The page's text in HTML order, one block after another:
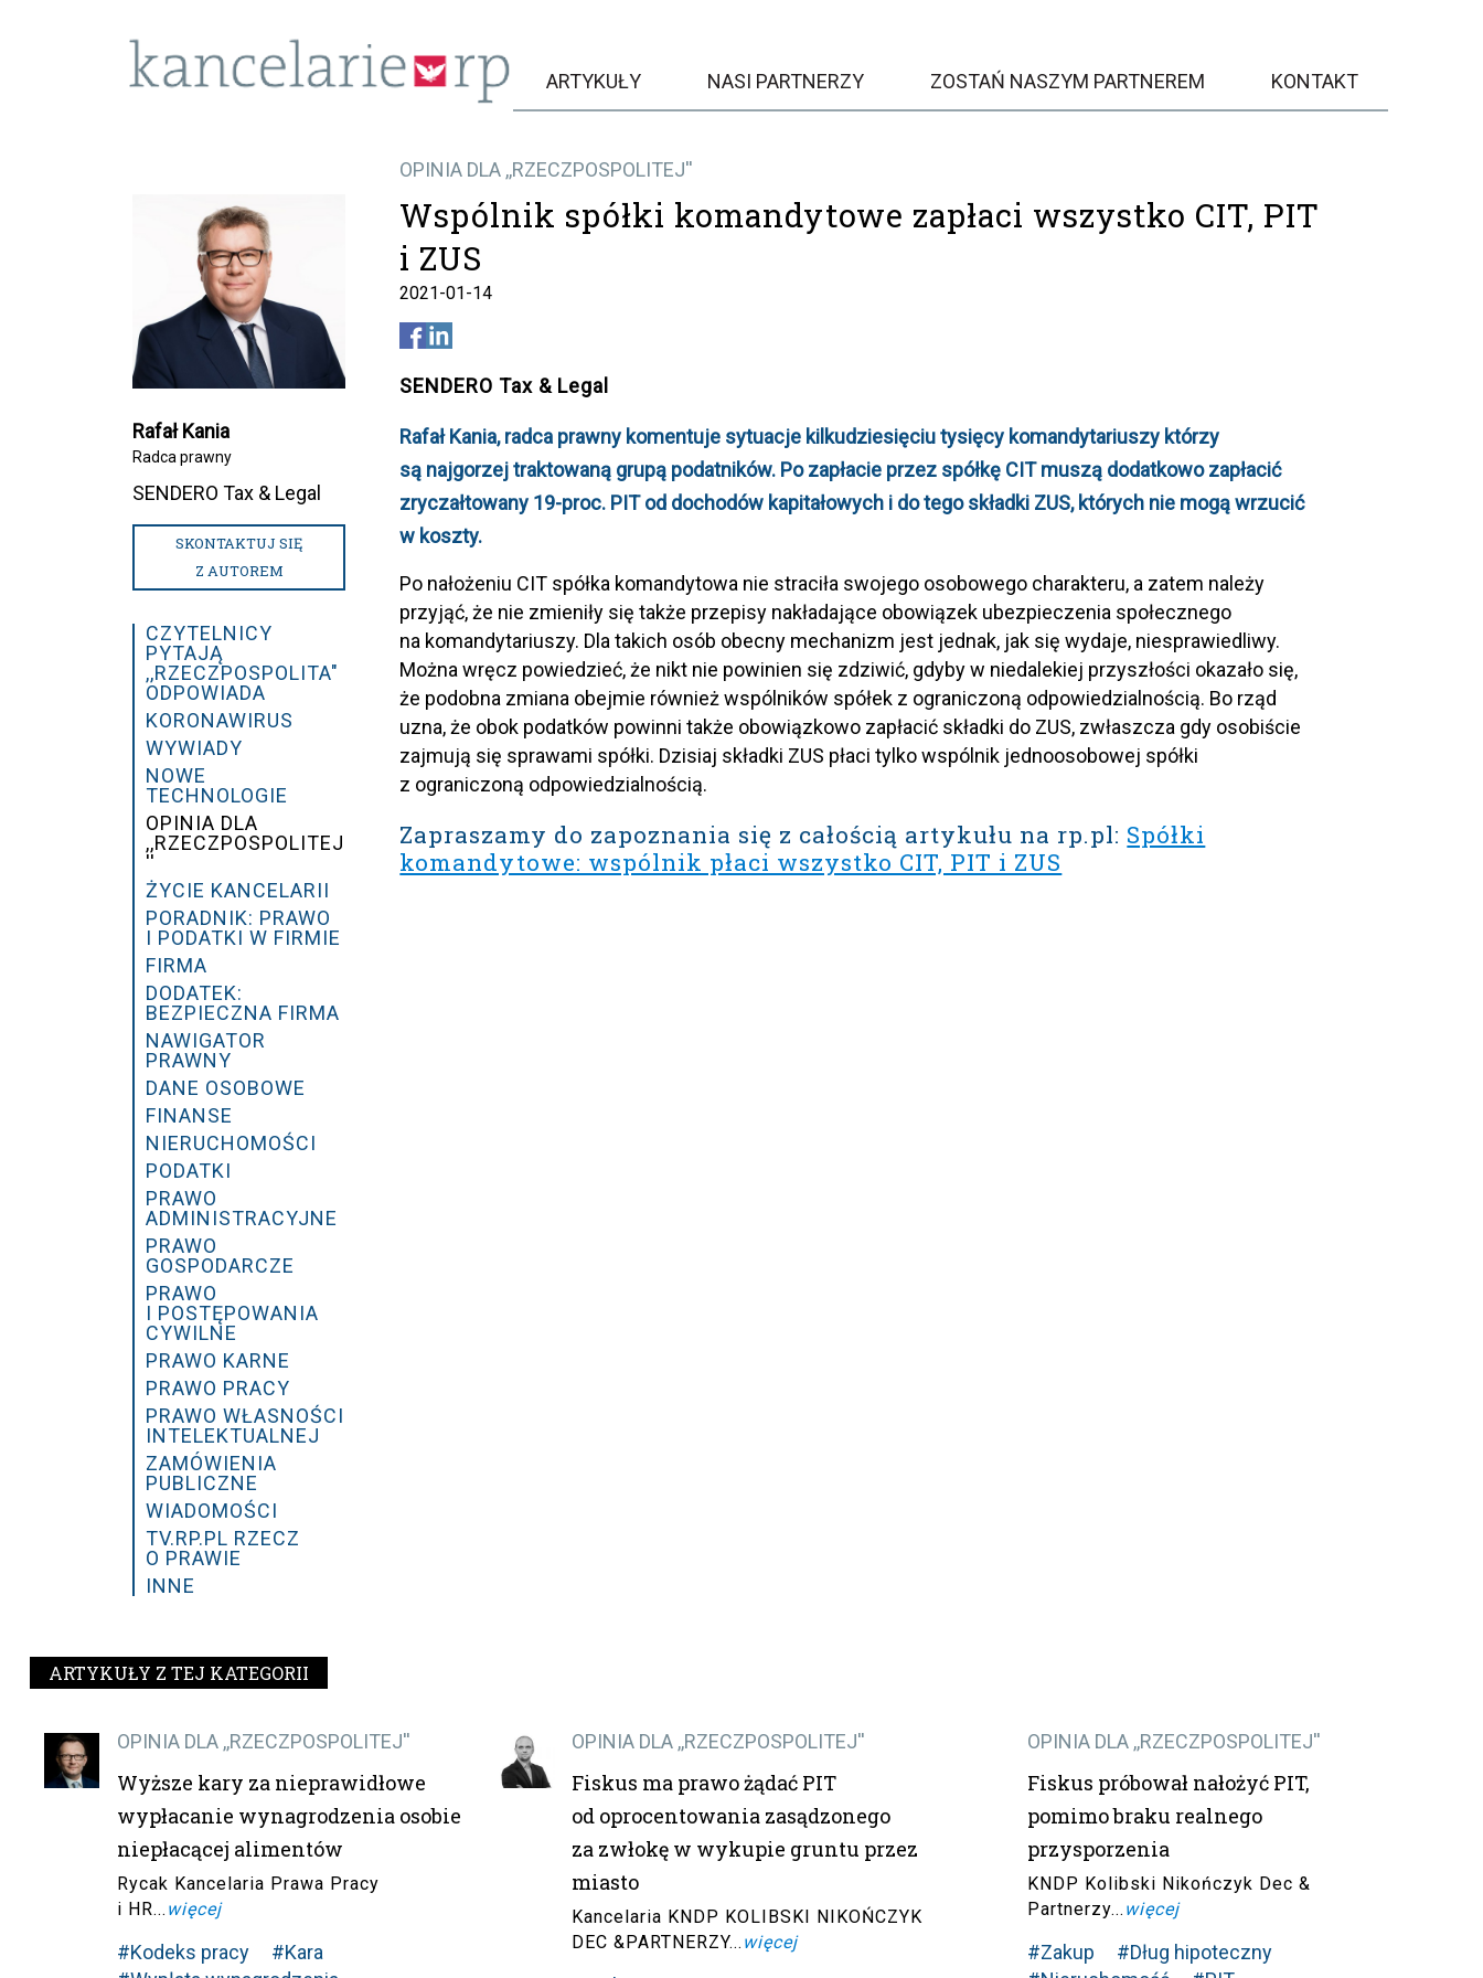
ARTYKUŁY NASI PARTNERZY ZOSTAŃ NASZYM PARTNEREM KONTAKT
OPINIA DLA ,,RZECZPOSPOLITEJ''
Wspólnik spółki komandytowe zapłaci wszystko CIT, PIT
i ZUS
2021-01-14
SENDERO Tax & Legal
Rafał Kania, radca prawny komentuje sytuacje kilkudziesięciu tysięcy komandytariuszy którzy
są najgorzej traktowaną grupą podatników. Po zapłacie przez spółkę CIT muszą dodatkowo zapłacić
zryczałtowany 19-proc. PIT od dochodów kapitałowych i do tego składki ZUS, których nie mogą wrzucić
w koszty.
Po nałożeniu CIT spółka komandytowa nie straciła swojego osobowego charakteru, a zatem należy
przyjąć, że nie zmieniły się także przepisy nakładające obowiązek ubezpieczenia społecznego
na komandytariuszy. Dla takich osób obecny mechanizm jest jednak, jak się wydaje, niesprawiedliwy.
Można wręcz powiedzieć, że nikt nie powinien się zdziwić, gdyby w niedalekiej przyszłości okazało się,
że podobna zmiana obejmie również wspólników spółek z ograniczoną odpowiedzialnością. Bo rząd
uzna, że obok podatków powinni także obowiązkowo zapłacić składki do ZUS, zwłaszcza gdy osobiście
zajmują się sprawami spółki. Dzisiaj składki ZUS płaci tylko wspólnik jednoosobowej spółki
z ograniczoną odpowiedzialnością.
Zapraszamy do zapoznania się z całością artykułu na rp.pl: Spółki
komandytowe: wspólnik płaci wszystko CIT, PIT i ZUS
Rafał Kania
Radca prawny
SENDERO Tax & Legal
SKONTAKTUJ SIĘ
Z AUTOREM
CZYTELNICY
PYTAJĄ
,,RZECZPOSPOLITA"
ODPOWIADA
KORONAWIRUS
WYWIADY
NOWE
TECHNOLOGIE
OPINIA DLA
,,RZECZPOSPOLITEJ
''
ŻYCIE KANCELARII
PORADNIK: PRAWO
I PODATKI W FIRMIE
FIRMA
DODATEK:
BEZPIECZNA FIRMA
NAWIGATOR
PRAWNY
DANE OSOBOWE
FINANSE
NIERUCHOMOŚCI
PODATKI
PRAWO
ADMINISTRACYJNE
PRAWO
GOSPODARCZE
PRAWO
I POSTĘPOWANIA
CYWILNE
PRAWO KARNE
PRAWO PRACY
PRAWO WŁASNOŚCI
INTELEKTUALNEJ
ZAMÓWIENIA
PUBLICZNE
WIADOMOŚCI
TV.RP.PL RZECZ
O PRAWIE
INNE
ARTYKUŁY Z TEJ KATEGORII
OPINIA DLA ,,RZECZPOSPOLITEJ''
Wyższe kary za nieprawidłowe
wypłacanie wynagrodzenia osobie
niepłacącej alimentów
Rycak Kancelaria Prawa Pracy
i HR... więcej
#Kodeks pracy
#Kara
OPINIA DLA ,,RZECZPOSPOLITEJ''
Fiskus ma prawo żądać PIT
od oprocentowania zasądzonego
za zwłokę w wykupie gruntu przez
miasto
Kancelaria KNDP KOLIBSKI NIKOŃCZYK
DEC &PARTNERZY... więcej
OPINIA DLA ,,RZECZPOSPOLITEJ''
Fiskus próbował nałożyć PIT,
pomimo braku realnego
przysporzenia
KNDP Kolibski Nikończyk Dec &
Partnerzy... więcej
#Zakup
#Dług hipoteczny